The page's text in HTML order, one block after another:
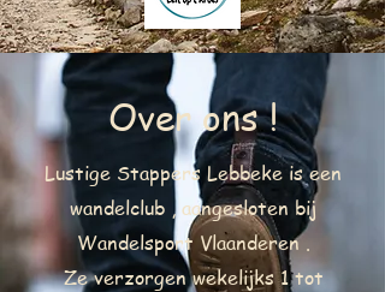
Over ons !
Lustige Stappers Lebbeke is een
wandelclub , aangesloten bij
Wandelsport Vlaanderen .
Ze verzorgen wekelijks 1 tot